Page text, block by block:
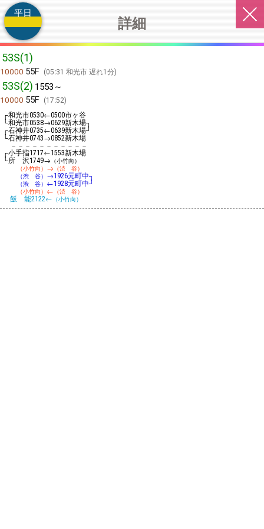
詳細
平日
53S(1)
10000 55F 05:31 和光市 遅れ1分
53S(2) 1553～
10000 55F
17:52
┌和光市0530←0500市ヶ谷
└和光市0538→0629新木場┐
┌石神井0735←0639新木場┘
└石神井0743→0852新木場
－－－－－－－－－－－
┌小手指1717←1553新木場
└所 沢1749→ （小竹向）
（小竹向） → （渋 谷）
（渋 谷） →1926元町中┐
（渋 谷） ←1928元町中┘
（小竹向） ← （渋 谷）
飯 能2122← （小竹向）